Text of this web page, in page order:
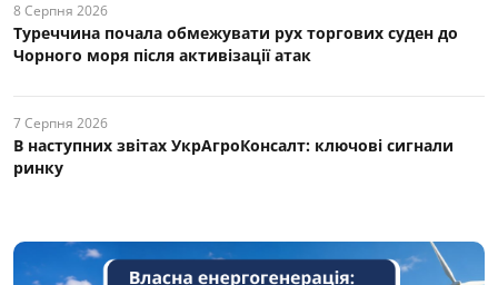
8 Серпня 2026
Туреччина почала обмежувати рух торгових суден до
Чорного моря після активізації атак
7 Серпня 2026
В наступних звітах УкрАгроКонсалт: ключові cигнали
ринку